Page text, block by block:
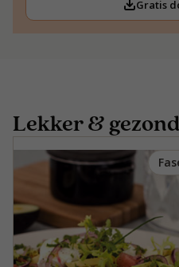
Gratis
Lekker &